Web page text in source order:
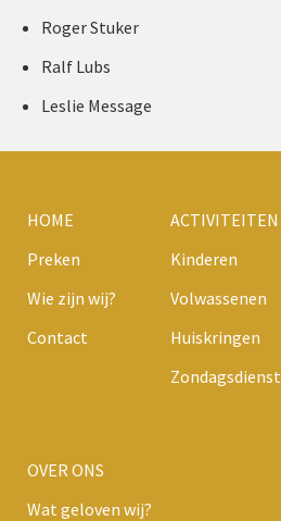
Roger Stuker
Ralf Lubs
Leslie Message
HOME
Preken
Wie zijn wij?
Contact
ACTIVITEITEN
Kinderen
Volwassenen
Huiskringen
Zondagsdienst
OVER ONS
Wat geloven wij?